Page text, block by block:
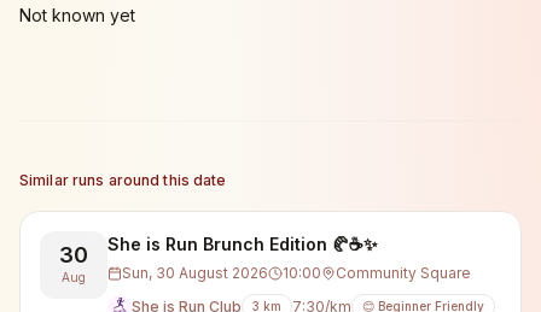
Not known yet
Similar runs around this date
30
Aug
She is Run Brunch Edition 🥐☕✨
Sun, 30 August 2026 10:00
Community Square
She is Run Club
3 km 7:30/km
😊 Beginner Friendly